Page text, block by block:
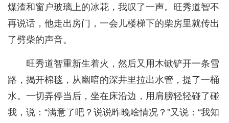
煤渣和窗户玻璃上的冰花，我叹了一声。旺秀道智不
再说话，他走出房门，一会儿楼梯下的柴房里就传出
了劈柴的声音。
旺秀道智重新生着火，然后又用木锨铲开一条雪
路，揭开棉毯，从幽暗的深井里拉出水管，提了一桶
水。一切弄停当后，坐在床沿边，用肩膀轻轻碰了碰
我，说：“满意了吧？说说昨晚啥情况？”又说：“我知